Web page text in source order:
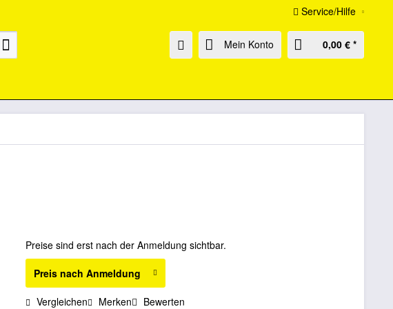
Service/Hilfe
Mein Konto 0,00 € *
Preise sind erst nach der Anmeldung sichtbar.
Preis nach Anmeldung
Vergleichen Merken Bewerten